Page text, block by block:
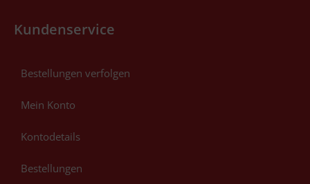
Kundenservice
Bestellungen verfolgen
Mein Konto
Kontodetails
Bestellungen